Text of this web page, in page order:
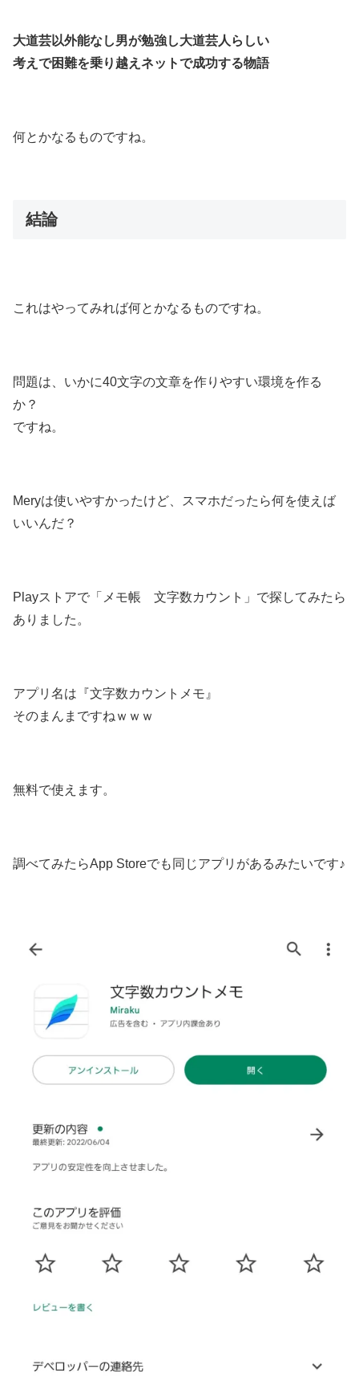
大道芸以外能なし男が勉強し大道芸人らしい
考えで困難を乗り越えネットで成功する物語
何とかなるものですね。
結論
これはやってみれば何とかなるものですね。
問題は、いかに40文字の文章を作りやすい環境を作る
か？
ですね。
Meryは使いやすかったけど、スマホだったら何を使えば
いいんだ？
Playストアで「メモ帳 文字数カウント」で探してみたら
ありました。
アプリ名は『文字数カウントメモ』
そのまんまですねｗｗｗ
無料で使えます。
調べてみたらApp Storeでも同じアプリがあるみたいです♪